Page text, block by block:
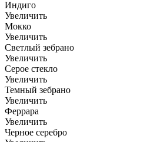
Индиго
Увеличить
Мокко
Увеличить
Светлый зебрано
Увеличить
Серое стекло
Увеличить
Темный зебрано
Увеличить
Феррара
Увеличить
Черное серебро